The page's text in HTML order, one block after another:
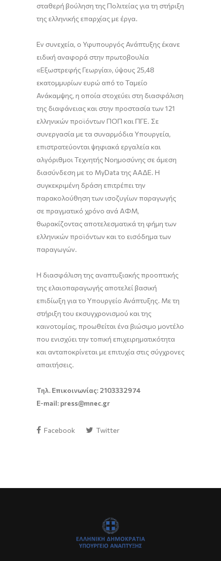
σταθερή βούληση της Πολιτείας για τη στήριξη
της ελληνικής επαρχίας με έργα.
Εν συνεχεία, ο Υφυπουργός Ανάπτυξης έκανε
ειδική αναφορά στην πρωτοβουλία
«Εξωστρεφής Γεωργία», ύψους 25,48
εκατομμυρίων ευρώ από το Ταμείο
Ανάκαμψης, η οποία στοχεύει στη διασφάλιση
της διαφάνειας και στην προστασία των 121
ελληνικών προϊόντων ΠΟΠ και ΠΓΕ. Σε
συνεργασία με τα συναρμόδια Υπουργεία,
επιστρατεύονται ψηφιακά εργαλεία και
αλγόριθμοι Τεχνητής Νοημοσύνης σε άμεση
διασύνδεση με το MyData της ΑΑΔΕ. Η
συγκεκριμένη δράση επιτρέπει την
παρακολούθηση των ισοζυγίων παραγωγής
σε πραγματικό χρόνο ανά ΑΦΜ,
θωρακίζοντας αποτελεσματικά τη φήμη των
ελληνικών προϊόντων και το εισόδημα των
παραγωγών.
Η διασφάλιση της αναπτυξιακής προοπτικής
της ελαιοπαραγωγής αποτελεί βασική
επιδίωξη για το Υπουργείο Ανάπτυξης. Με τη
στήριξη του εκσυγχρονισμού και της
καινοτομίας, προωθείται ένα βιώσιμο μοντέλο
που ενισχύει την τοπική επιχειρηματικότητα
και ανταποκρίνεται με επιτυχία στις σύγχρονες
απαιτήσεις.
Τηλ. Επικοινωνίας: 2103332974
E-mail: press@mnec.gr
Facebook Twitter